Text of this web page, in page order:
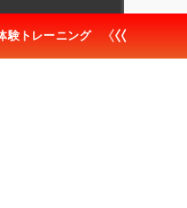
験トレーニング